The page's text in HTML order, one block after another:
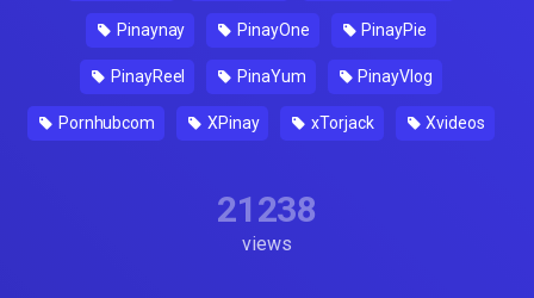
Pinaynay PinayOne PinayPie
PinayReel PinaYum PinayVlog
Pornhubcom XPinay xTorjack Xvideos
21238
views